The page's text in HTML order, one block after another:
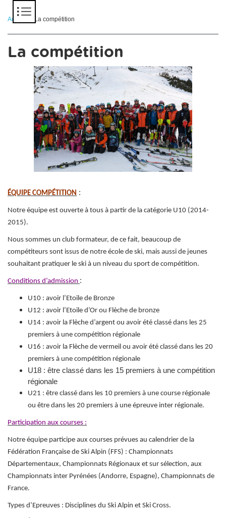
Accueil > La compétition
La compétition
ÉQUIPE COMPÉTITION :
Notre équipe est ouverte à tous à partir de la catégorie U10 (2014-
2015).
Nous sommes un club formateur, de ce fait, beaucoup de
compétiteurs sont issus de notre école de ski, mais aussi de jeunes
souhaitant pratiquer le ski à un niveau du sport de compétition.
Conditions d’admission :
U10 : avoir l’Etoile de Bronze
U12 : avoir l’Etoile d’Or ou Flèche de bronze
U14 : avoir la Flèche d’argent ou avoir été classé dans les 25
premiers à une compétition régionale
U16 : avoir la Flèche de vermeil ou avoir été classé dans les 20
premiers à une compétition régionale
U18 : être classé dans les 15 premiers à une compétition
régionale
U21 : être classé dans les 10 premiers à une course régionale
ou être dans les 20 premiers à une épreuve inter régionale.
Participation aux courses :
Notre équipe participe aux courses prévues au calendrier de la
Fédération Française de Ski Alpin (FFS) : Championnats
Départementaux, Championnats Régionaux et sur sélection, aux
Championnats inter Pyrénées (Andorre, Espagne), Championnats de
France.
Types d’Epreuves : Disciplines du Ski Alpin et Ski Cross.